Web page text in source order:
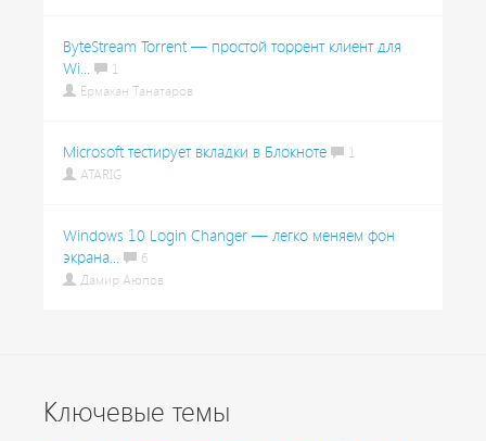
ByteStream Torrent — простой торрент клиент для
Wi...
1
Ермахан Танатаров
Microsoft тестирует вкладки в Блокноте
1
ATARIG
Windows 10 Login Changer — легко меняем фон
экрана...
6
Дамир Аюпов
Ключевые темы